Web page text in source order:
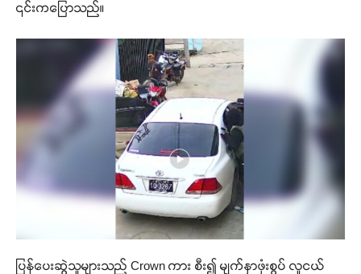
၎င်းကပြောသည်။
ပြန်ပေးဆွဲသူများသည် Crown ကား စီး၍ မျက်နှာဖုံးစွပ် လူငယ်